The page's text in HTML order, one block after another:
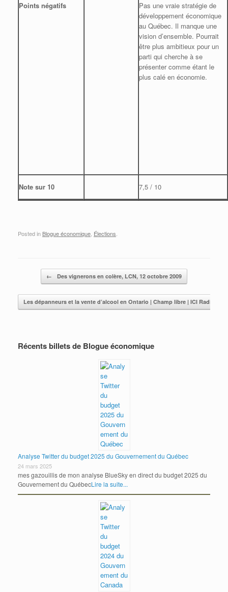
Points négatifs
Pas une vraie stratégie de
développement économique
au Québec. Il manque une
vision d’ensemble. Pourrait
être plus ambitieux pour un
parti qui cherche à se
présenter comme étant le
plus calé en économie.
Note sur 10 7,5 / 10
Posted in Blogue économique, Élections.
Post navigation
← Des vignerons en colère, LCN, 12 octobre 2009
Les dépanneurs et la vente d’alcool en Ontario | Champ libre | ICI Radio-
Récents billets de Blogue économique
Analyse Twitter du budget 2025 du Gouvernement du Québec
24 mars 2025
mes gazouillis de mon analyse BlueSky en direct du budget 2025 du
Gouvernement du QuébecLire la suite...